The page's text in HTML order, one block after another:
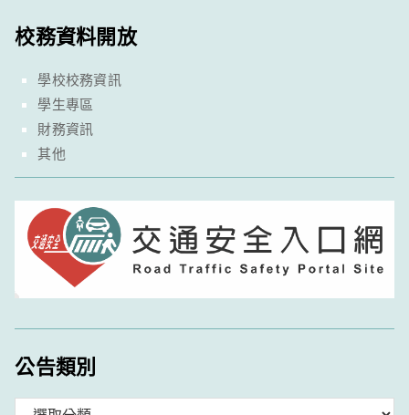
校務資料開放
學校校務資訊
學生專區
財務資訊
其他
公告類別